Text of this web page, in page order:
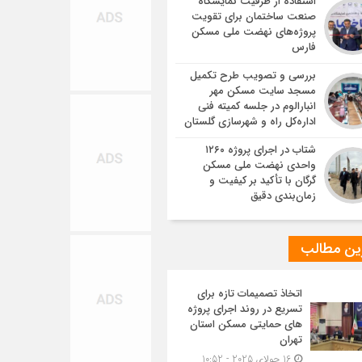
صنعت ساختمان برای تقویت
پروژه‌های نهضت ملی مسکن
فارس
بررسی و تصویب طرح تکمیل
مسجد سایت مسکن مهر
انبارالوم در جلسه کمیته فنی
اداره‌کل راه و شهرسازی گلستان
شتاب در اجرای پروژه ۱۲۶۰
واحدی نهضت ملی مسکن
گرگان با تأکید بر کیفیت و
زمان‌بندی دقیق
مطالب
اتخاذ تصمیمات تازه برای
تسریع در روند اجرای پروژه
های حمایتی مسکن استان
تهران